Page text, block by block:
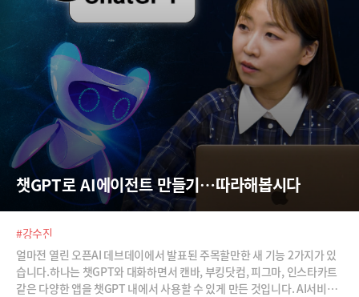
챗GPT로 AI에이전트 만들기…따라해봅시다
#강수진
얼마전 열린 오픈AI 데브데이에서 발표된 주목할만한 새 기능 2가지가 있
습니다.하나는 챗GPT와 대화하면서 캔바, 부킹닷컴, 피그마, 인스타카트
같은 다양한 앱을 챗GPT 내에서 사용할 수 있게 만든 것입니다. AI서비스